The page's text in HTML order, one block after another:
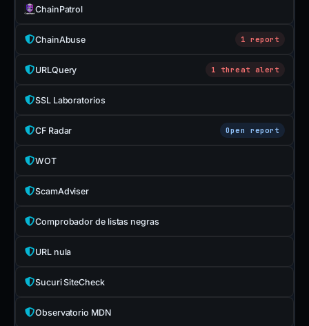
ChainPatrol
ChainAbuse 1 report
URLQuery 1 threat alert
SSL Laboratorios
CF Radar Open report
WOT
ScamAdviser
Comprobador de listas negras
URL nula
Sucuri SiteCheck
Observatorio MDN